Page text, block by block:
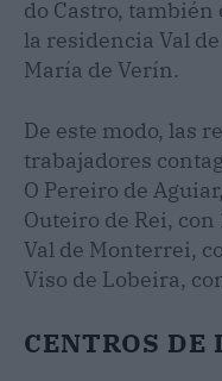
do Castro, también
la residencia Val
María de Verín.
De este modo, las
trabajadores
O Pereiro de
Outeiro de Rei,
Val de Monterrei,
Viso de Lobeira,
CENTROS DE